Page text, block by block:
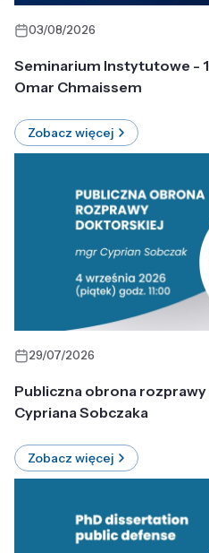
03/08/2026
Seminarium Instytutowe -
Omar Chmaissem
Zobacz więcej
29/07/2026
Publiczna obrona
Cypriana Sobczaka
Zobacz więcej